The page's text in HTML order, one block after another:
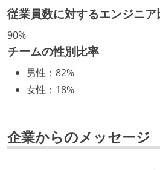
経営トップがエンジニア出身
開発メンバーの裁量
OS やエディタ、IDE といった
任で好きなものを使うことがで
タスクの見積もりは、実装を
従業員数に対するエンジニア
90%
チームの性別比率
男性 ： 82%
女性 ： 18%
企業からのメッセージ